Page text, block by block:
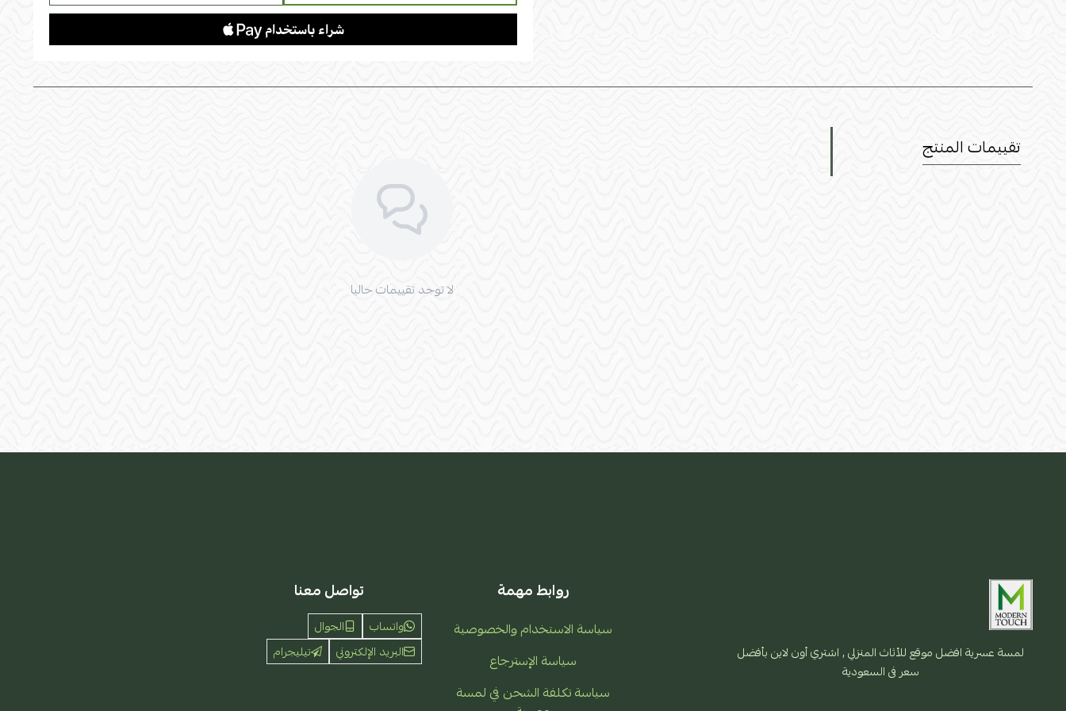
تقييمات المنتج
لا توجد تقييمات حاليا
لمسة عسرية افضل موقع للأثاث المنزلي , اشتري أون لاين بأفضل
سعر فى السعودية
روابط مهمة
سياسة الاستخدام والخصوصية
سياسة الإسترجاع
سياسة تكلفة الشحن في لمسة
تواصل معنا
واتساب
الجوال
البريد الإلكتروني
تيليجرام